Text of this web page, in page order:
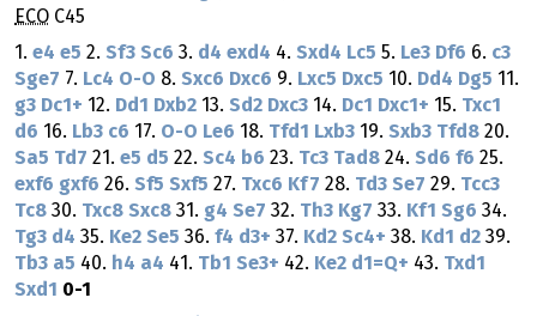
ECO C45
1. e4 e5 2. Sf3 Sc6 3. d4 exd4 4. Sxd4 Lc5 5. Le3 Df6 6. c3
Sge7 7. Lc4 O-O 8. Sxc6 Dxc6 9. Lxc5 Dxc5 10. Dd4 Dg5 11.
g3 Dc1+ 12. Dd1 Dxb2 13. Sd2 Dxc3 14. Dc1 Dxc1+ 15. Txc1
d6 16. Lb3 c6 17. O-O Le6 18. Tfd1 Lxb3 19. Sxb3 Tfd8 20.
Sa5 Td7 21. e5 d5 22. Sc4 b6 23. Tc3 Tad8 24. Sd6 f6 25.
exf6 gxf6 26. Sf5 Sxf5 27. Txc6 Kf7 28. Td3 Se7 29. Tcc3
Tc8 30. Txc8 Sxc8 31. g4 Se7 32. Th3 Kg7 33. Kf1 Sg6 34.
Tg3 d4 35. Ke2 Se5 36. f4 d3+ 37. Kd2 Sc4+ 38. Kd1 d2 39.
Tb3 a5 40. h4 a4 41. Tb1 Se3+ 42. Ke2 d1=Q+ 43. Txd1
Sxd1 0-1